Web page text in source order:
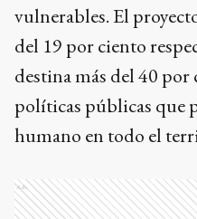
vulnerables. El
del 19 por ciento
destina más del 40 por
políticas públicas que
humano en todo el
Ads